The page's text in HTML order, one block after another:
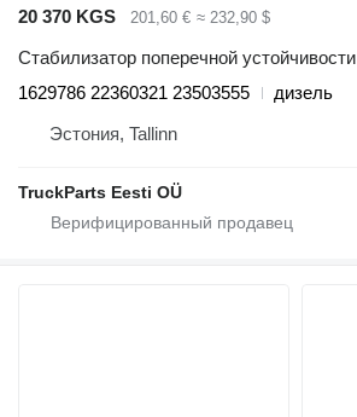
20 370 KGS 201,60 € ≈ 232,90 $
Стабилизатор поперечной устойчивости
1629786 22360321 23503555
дизель
Эстония, Tallinn
TruckParts Eesti OÜ